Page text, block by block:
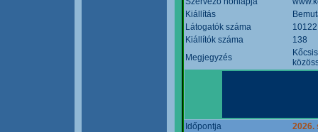
Kiállítás
Látogatók száma
10122
Kiállítók száma
138
Megjegyzés
Időpontja
2026.